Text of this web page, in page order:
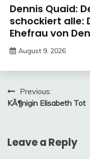
Trends
Dennis Quaid:
schockiert alle:
Ehefrau von
August 9, 2026
Post
navigation
Previous:
KÃ¶nigin Elisabeth Tot
Leave a Reply